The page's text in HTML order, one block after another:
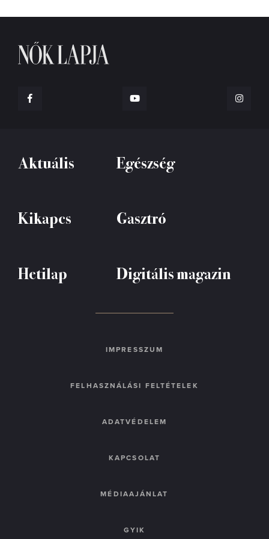
Aktuális Egészség
Kikapcs Gasztró
Hetilap Digitális magazin
IMPRESSZUM
FELHASZNÁLÁSI FELTÉTELEK
ADATVÉDELEM
KAPCSOLAT
MÉDIAAJÁNLAT
GYIK